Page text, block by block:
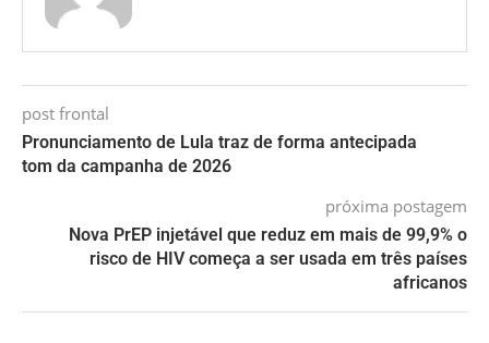
post frontal
Pronunciamento de Lula traz de forma antecipada
tom da campanha de 2026
próxima postagem
Nova PrEP injetável que reduz em mais de 99,9% o
risco de HIV começa a ser usada em três países
africanos